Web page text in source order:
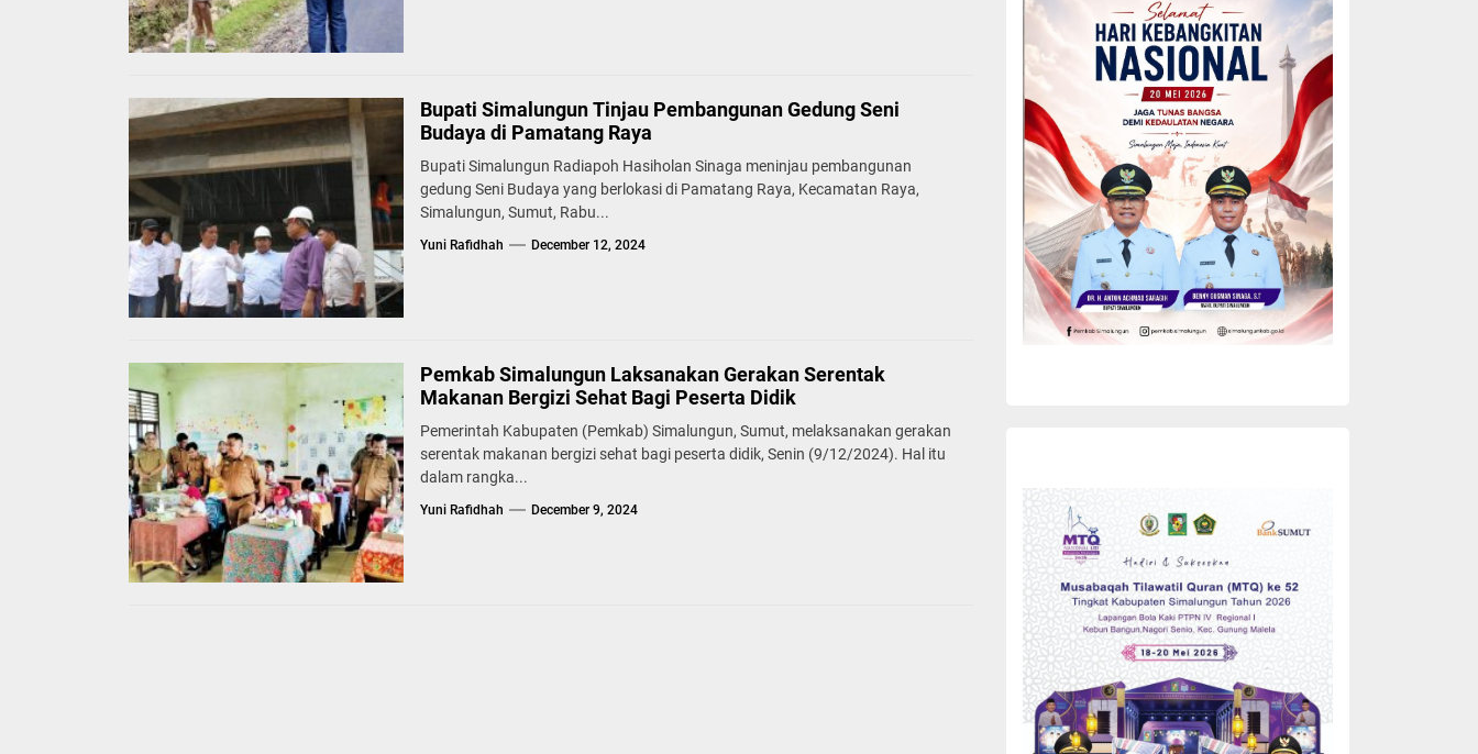
Bupati Simalungun Tinjau Pembangunan Gedung Seni
Budaya di Pamatang Raya
Bupati Simalungun Radiapoh Hasiholan Sinaga meninjau pembangunan
gedung Seni Budaya yang berlokasi di Pamatang Raya, Kecamatan Raya,
Simalungun, Sumut, Rabu...
Yuni Rafidhah December 12, 2024
Pemkab Simalungun Laksanakan Gerakan Serentak
Makanan Bergizi Sehat Bagi Peserta Didik
Pemerintah Kabupaten (Pemkab) Simalungun, Sumut, melaksanakan gerakan
serentak makanan bergizi sehat bagi peserta didik, Senin (9/12/2024). Hal itu
dalam rangka...
Yuni Rafidhah December 9, 2024